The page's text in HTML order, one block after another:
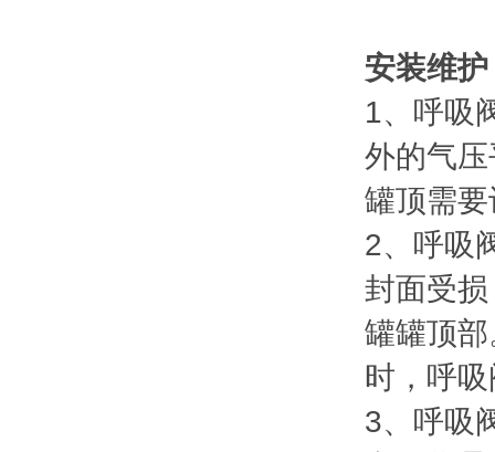
安装维
1、呼吸
外的气
罐顶需
2、呼吸
封面受
罐罐顶
时，呼
3、呼吸